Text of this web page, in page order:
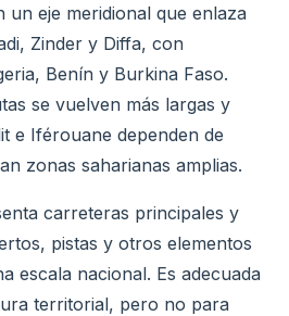
un eje meridional que enlaza
Zinder y Diffa, con
Benín y Burkina Faso.
se vuelven más largas y
e Iférouane dependen de
zonas saharianas amplias.
carreteras principales y
pistas y otros elementos
escala nacional. Es adecuada
territorial, pero no para